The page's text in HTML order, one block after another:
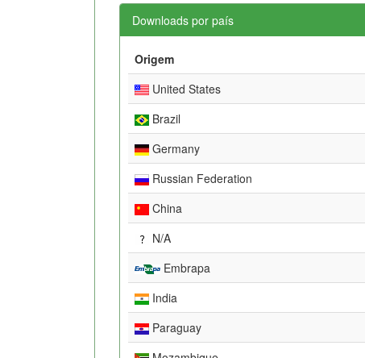
Downloads por país
Origem
United States
Brazil
Germany
Russian Federation
China
N/A
Embrapa
India
Paraguay